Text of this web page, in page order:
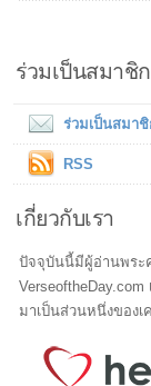
ร่วมเป็นสมาชิก
ร่วมเป็นสมา
RSS
เกี่ยวกับเรา
ปัจจุบันนี้มีผู้อ่านพระ
มาเป็นส่วนหนึ่งของเ